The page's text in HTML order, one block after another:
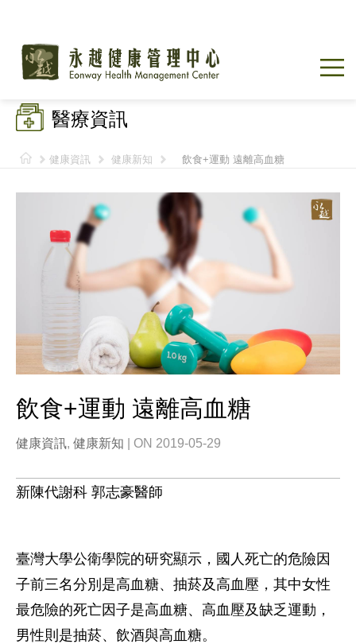
醫療資訊
健康資訊 健康新知 飲食+運動 遠離高血糖
飲食+運動 遠離高血糖
健康資訊, 健康新知 | ON 2019-05-29
新陳代謝科 郭志豪醫師
臺灣大學公衛學院的研究顯示，國人死亡的危險因
子前三名分別是高血糖、抽菸及高血壓，其中女性
最危險的死亡因子是高血糖、高血壓及缺乏運動，
男性則是抽菸、飲酒與高血糖。